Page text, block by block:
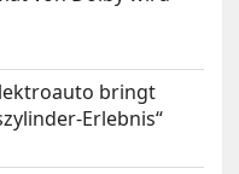
bringt
Erlebnis“